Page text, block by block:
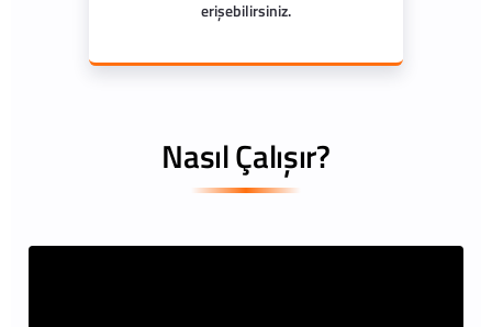
erişebilirsiniz.
Nasıl Çalışır?